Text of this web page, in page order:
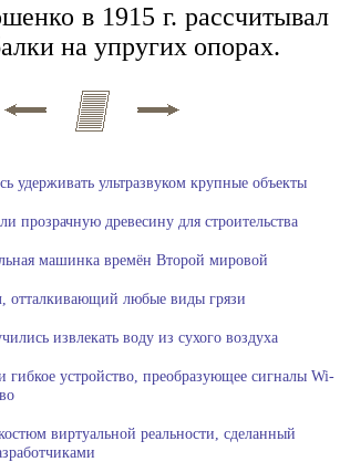
в 1915 г. рассчитывал
на упругих опорах.
удерживать ультразвуком крупные объекты
прозрачную древесину для строительства
машинка времён Второй мировой
отталкивающий любые виды грязи
извлекать воду из сухого воздуха
гибкое устройство, преобразующее сигналы Wi-
виртуальной реальности, сделанный